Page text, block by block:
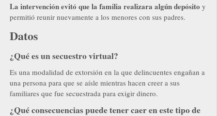
La intervención evitó que la familia realizara algún depósito y
permitió reunir nuevamente a los menores con sus padres.
Datos
¿Qué es un secuestro virtual?
Es una modalidad de extorsión en la que delincuentes engañan a
una persona para que se aísle mientras hacen creer a sus
familiares que fue secuestrada para exigir dinero.
¿Qué consecuencias puede tener caer en este tipo de